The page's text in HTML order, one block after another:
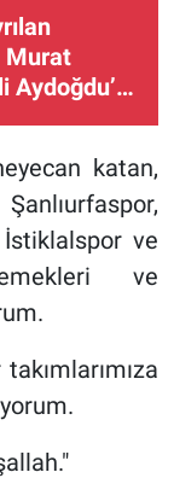
Murat
Aydoğdu’ya
katan,
ve
ve